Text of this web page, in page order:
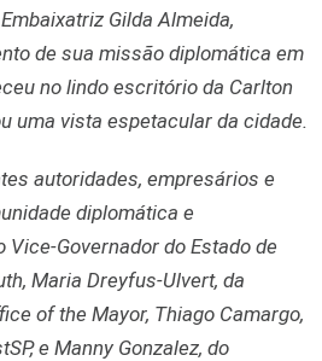
Gilda Almeida,
de sua missão diplomática em
no lindo escritório da Carlton
uma vista espetacular da cidade.
autoridades, empresários e
diplomática e
Governador do Estado de
Maria Dreyfus-Ulvert, da
of the Mayor, Thiago Camargo,
e Manny Gonzalez, do